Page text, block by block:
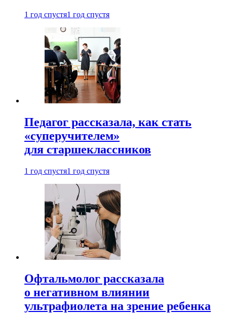
1 год спустя1 год спустя
Педагог рассказала, как стать
«суперучителем»
для старшеклассников
1 год спустя1 год спустя
Офтальмолог рассказала
о негативном влиянии
ультрафиолета на зрение ребенка